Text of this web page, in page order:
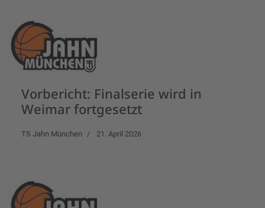
Vorbericht: Finalserie wird in
Weimar fortgesetzt
TS Jahn München 21. April 2026